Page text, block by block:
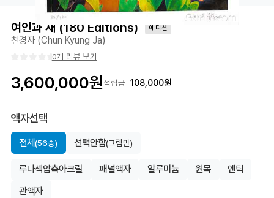
여인과 새 (180 Editions) 에디션
천경자 (Chun Kyung Ja)
0개 리뷰 보기
3,600,000원적립금 108,000원
액자선택
전체(56종) 선택안함(그림만)
루나섹압축아크릴 패널액자 알루미늄 원목
엔틱
관액자